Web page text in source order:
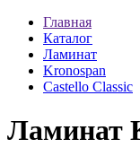
Главная
Каталог
Ламинат
Kronospan
Castello Classic
Ламинат